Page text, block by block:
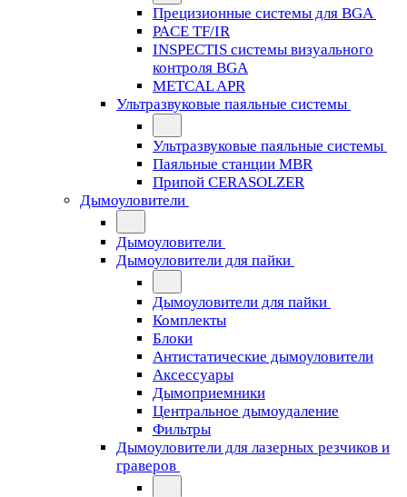
Прецизионные системы для BGA
PACE TF/IR
INSPECTIS системы визуального
контроля BGA
METCAL APR
Ультразвуковые паяльные системы
Ультразвуковые паяльные системы
Паяльные станции MBR
Припой CERASOLZER
Дымоуловители
Дымоуловители
Дымоуловители для пайки
Дымоуловители для пайки
Комплекты
Блоки
Антистатические дымоуловители
Аксессуары
Дымоприемники
Центральное дымоудаление
Фильтры
Дымоуловители для лазерных резчиков и
граверов